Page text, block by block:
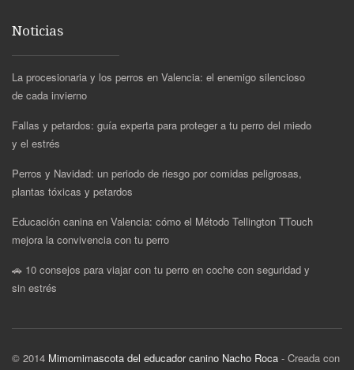
Noticias
La procesionaria y los perros en Valencia: el enemigo silencioso
de cada invierno
Fallas y petardos: guía experta para proteger a tu perro del miedo
y el estrés
Perros y Navidad: un periodo de riesgo por comidas peligrosas,
plantas tóxicas y petardos
Educación canina en Valencia: cómo el Método Tellington TTouch
mejora la convivencia con tu perro
🚗 10 consejos para viajar con tu perro en coche con seguridad y
sin estrés
© 2014 Mimomimascota del educador canino Nacho Roca - Creada con